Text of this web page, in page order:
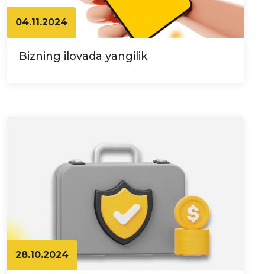
04.11.2024
Bizning ilovada yangilik
28.10.2024